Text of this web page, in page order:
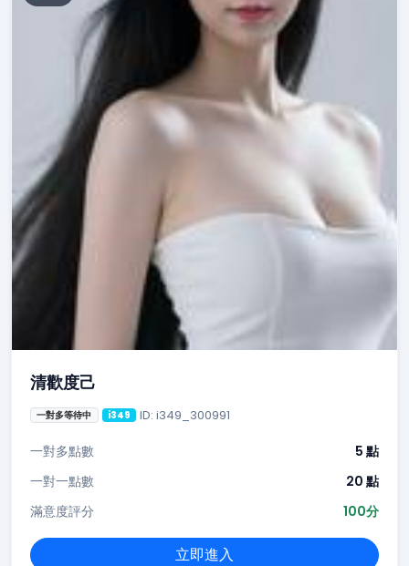
清歡度己
一對多等待中 i349 ID: i349_300991
一對多點數
5 點
一對一點數
20 點
滿意度評分
100分
立即進入